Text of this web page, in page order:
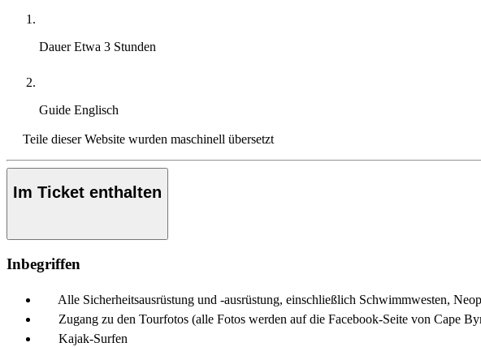
DauerEtwa 3 Stunden
Guide Englisch
Teile dieser Website wurden maschinell übersetzt
Im Ticket enthalten
Inbegriffen
Alle Sicherheitsausrüstung und -ausrüstung, einschließlich Schwimmwesten,
Zugang zu den Tourfotos (alle Fotos werden auf die Facebook-Seite von Cape
Kajak-Surfen